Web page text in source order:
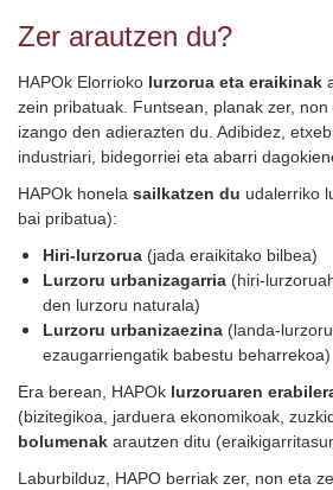
Zer arautzen du?
HAPOk Elorrioko lurzorua eta eraikinak
zein pribatuak. Funtsean, planak zer,
izango den adierazten du. Adibidez,
industriari, bidegorriei eta abarri
HAPOk honela sailkatzen du udalerriko
bai pribatua):
Hiri-lurzorua (jada eraikitako bilbea)
Lurzoru urbanizagarria (hiri-
den lurzoru naturala)
Lurzoru urbanizaezina (landa-
ezaugarriengatik babestu beharrekoa)
Era berean, HAPOk lurzoruaren
(bizitegikoa, jarduera ekonomikoak,
bolumenak arautzen ditu
Laburbilduz, HAPO berriak zer, non eta